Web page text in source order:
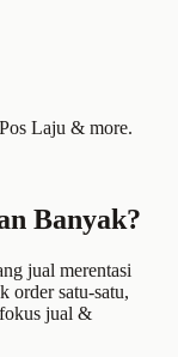
Laju & more.
Banyak?
jual merentasi
order satu-satu,
jual &